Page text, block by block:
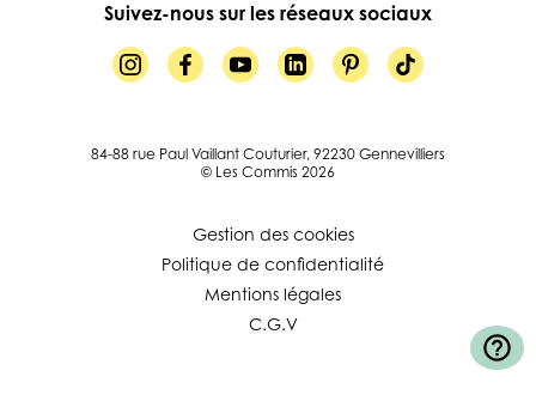
Suivez-nous sur les réseaux sociaux
84-88 rue Paul Vaillant Couturier, 92230 Gennevilliers
© Les Commis 2026
Gestion des cookies
Politique de confidentialité
Mentions légales
C.G.V
help_outline